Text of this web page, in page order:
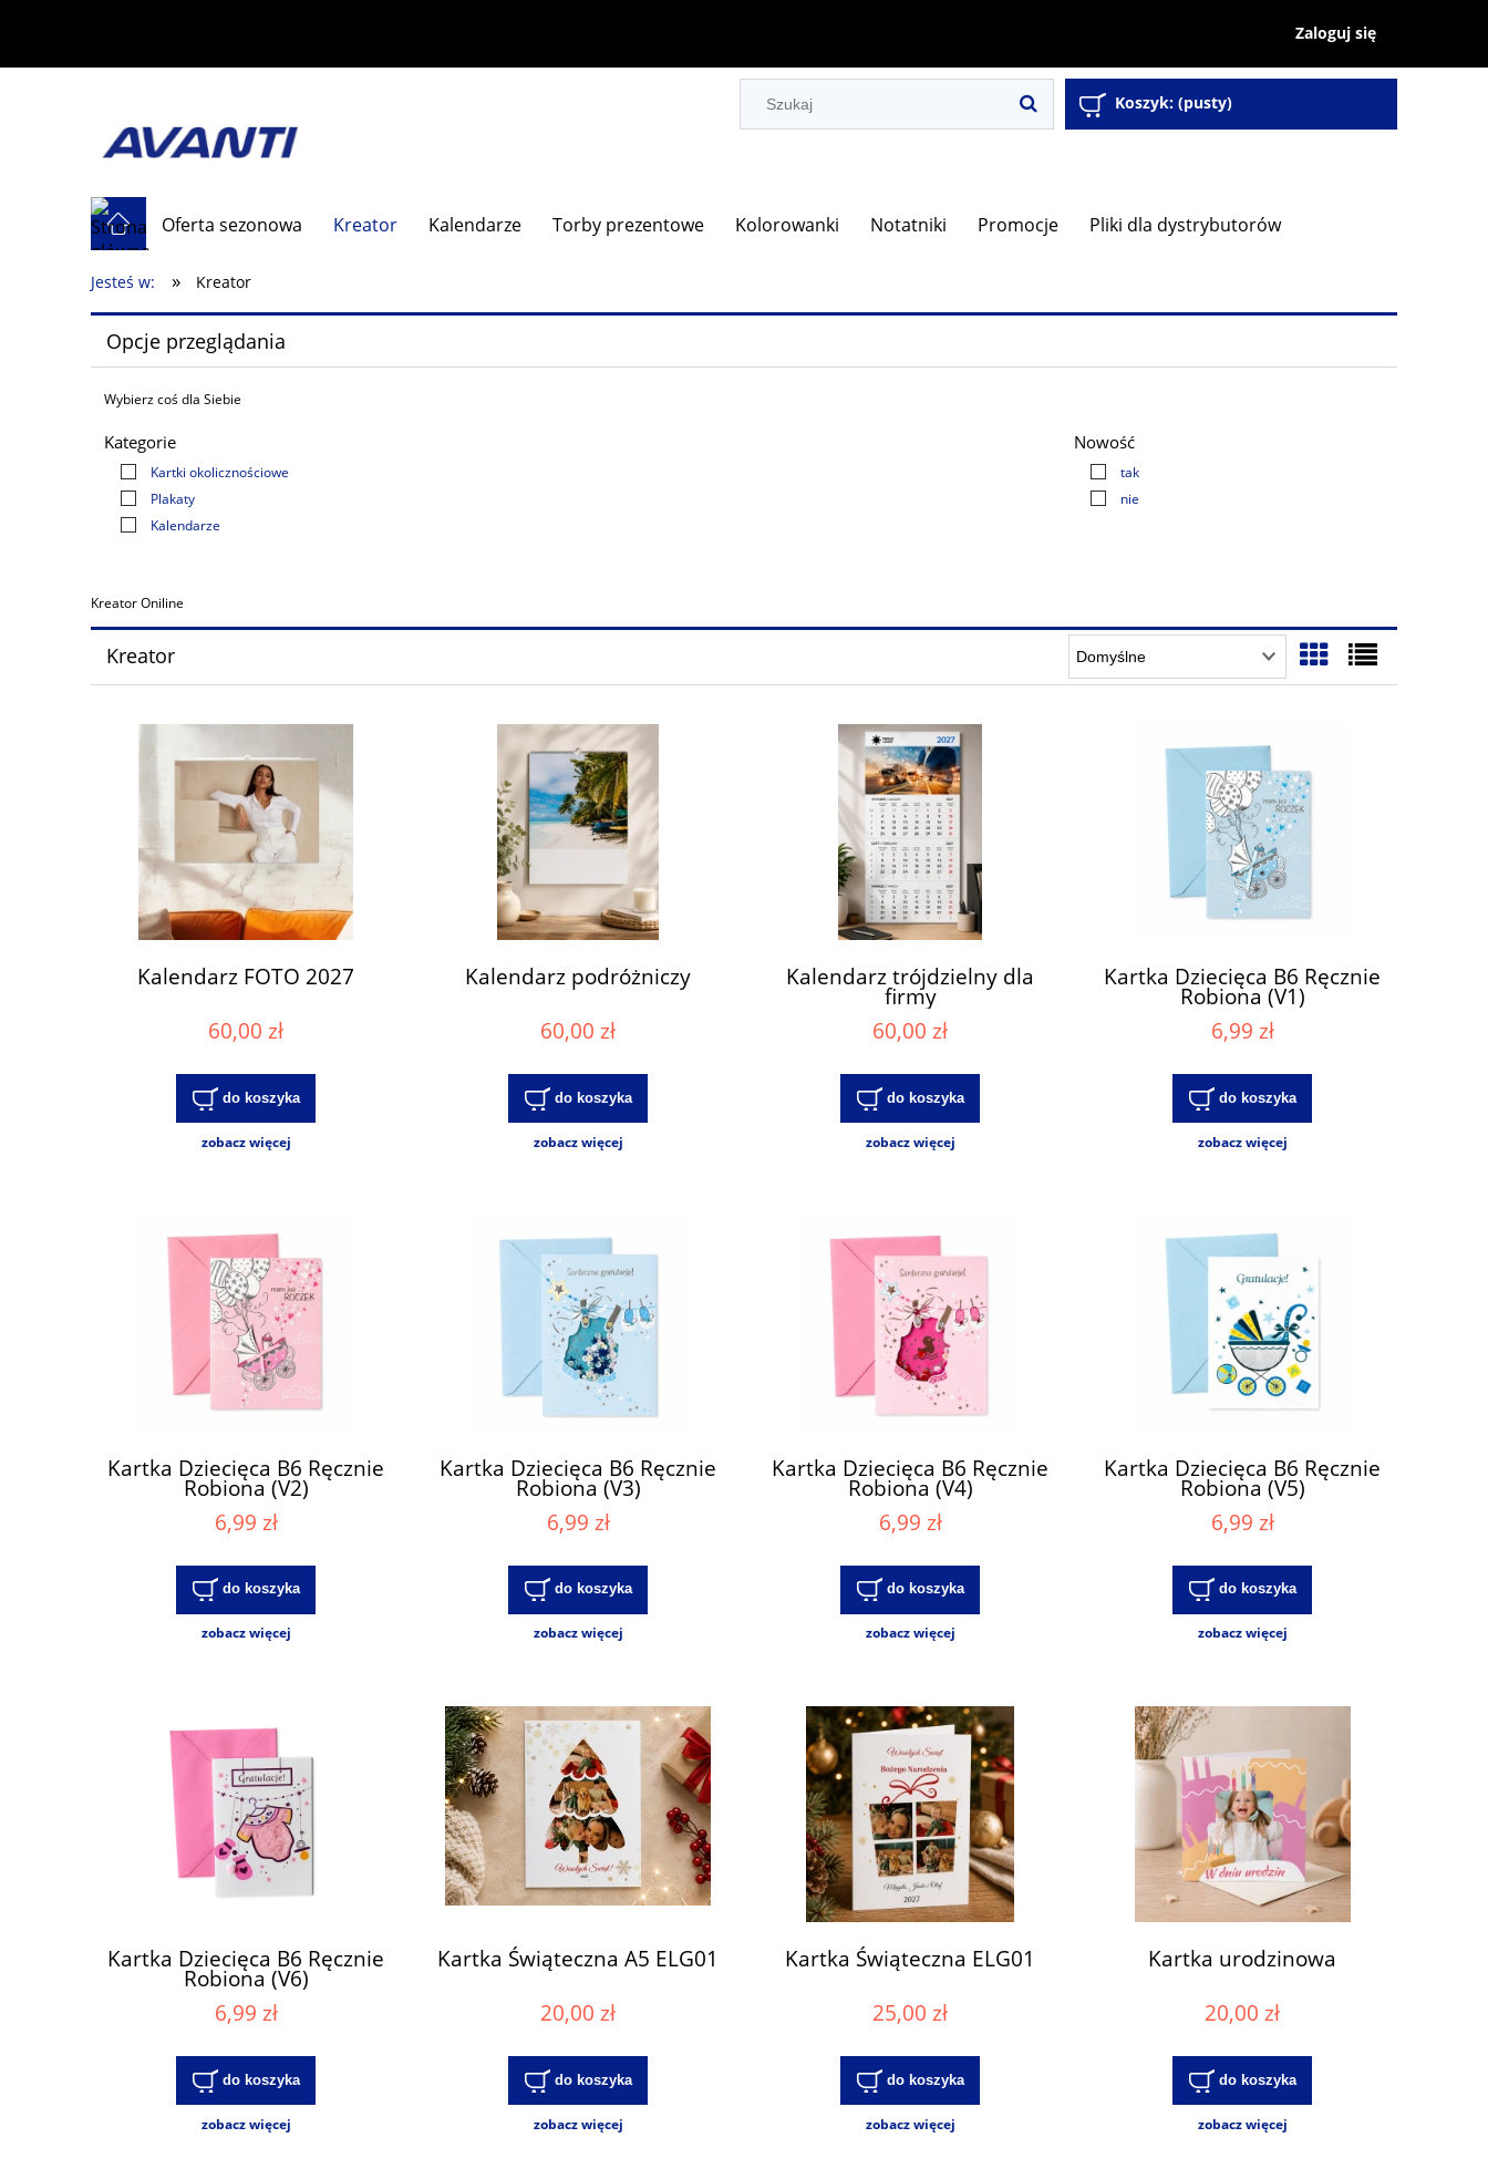
Zaloguj się
Koszyk: (pusty)
Oferta sezonowa Kreator Kalendarze Torby prezentowe Kolorowanki Notatniki Promocje Pliki dla dystrybutorów
Jesteś w: » Kreator
Opcje przeglądania
Wybierz coś dla Siebie
Kategorie
Kartki okolicznościowe
Plakaty
Kalendarze
Nowość
tak
nie
Kreator Oniline
Kreator
Kalendarz FOTO 2027
60,00 zł
do koszyka
zobacz więcej
Kalendarz podróżniczy
60,00 zł
do koszyka
zobacz więcej
Kalendarz trójdzielny dla
firmy
60,00 zł
do koszyka
zobacz więcej
Kartka Dziecięca B6 Ręcznie
Robiona (V1)
6,99 zł
do koszyka
zobacz więcej
Kartka Dziecięca B6 Ręcznie
Robiona (V2)
6,99 zł
do koszyka
zobacz więcej
Kartka Dziecięca B6 Ręcznie
Robiona (V3)
6,99 zł
do koszyka
zobacz więcej
Kartka Dziecięca B6 Ręcznie
Robiona (V4)
6,99 zł
do koszyka
zobacz więcej
Kartka Dziecięca B6 Ręcznie
Robiona (V5)
6,99 zł
do koszyka
zobacz więcej
Kartka Dziecięca B6 Ręcznie
Robiona (V6)
6,99 zł
do koszyka
zobacz więcej
Kartka Świąteczna A5 ELG01
20,00 zł
do koszyka
zobacz więcej
Kartka Świąteczna ELG01
25,00 zł
do koszyka
zobacz więcej
Kartka urodzinowa
20,00 zł
do koszyka
zobacz więcej